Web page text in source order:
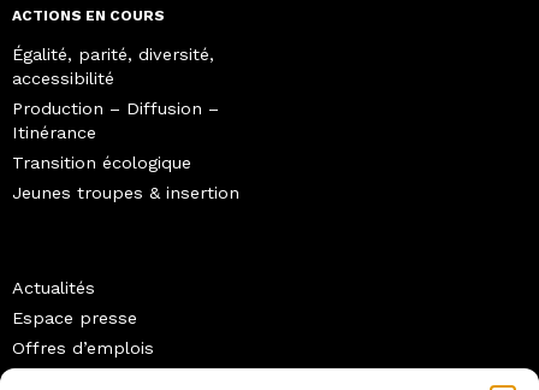
ACTIONS EN COURS
Égalité, parité, diversité,
accessibilité
Production – Diffusion –
Itinérance
Transition écologique
Jeunes troupes & insertion
Actualités
Espace presse
Offres d’emplois